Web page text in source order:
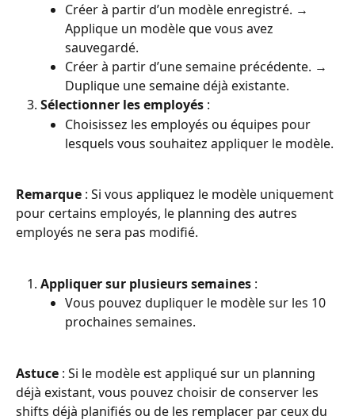
Créer à partir d’un modèle enregistré. →
Applique un modèle que vous avez
sauvegardé.
Créer à partir d’une semaine précédente. →
Duplique une semaine déjà existante.
Sélectionner les employés :
Choisissez les employés ou équipes pour
lesquels vous souhaitez appliquer le modèle.
Remarque : Si vous appliquez le modèle uniquement
pour certains employés, le planning des autres
employés ne sera pas modifié.
Appliquer sur plusieurs semaines :
Vous pouvez dupliquer le modèle sur les 10
prochaines semaines.
Astuce : Si le modèle est appliqué sur un planning
déjà existant, vous pouvez choisir de conserver les
shifts déjà planifiés ou de les remplacer par ceux du